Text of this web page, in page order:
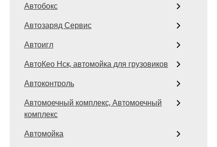
Автобокс
Автозаряд Сервис
Автоигл
АвтоКео Нск, автомойка для грузовиков
Автоконтроль
Автомоечный комплекс, Автомоечный
комплекс
Автомойка